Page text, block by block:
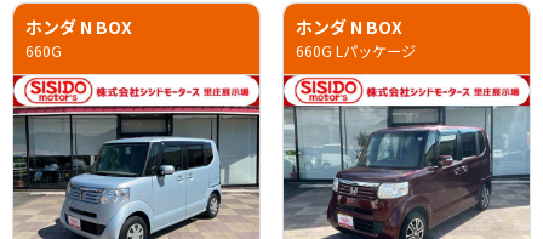
ホンダ N BOX
660G
ホンダ N BOX
660G Lパッケージ